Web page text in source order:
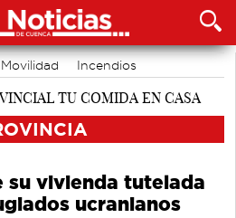
Movilidad Incendios
su vivienda tutelada
ucranianos